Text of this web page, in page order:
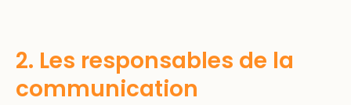
2. Les responsables de la
communication